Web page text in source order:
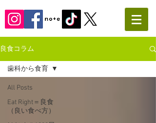
良食コラム
All Posts
Eat Right＝良食
（良い食べ方）
歯科から食育